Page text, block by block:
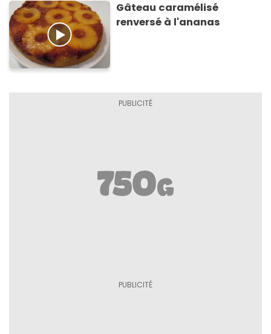
Gâteau caramélisé
renversé à l'ananas